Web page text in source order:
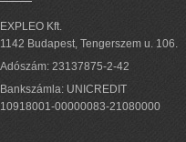
EXPLEO Kft.
1142 Budapest, Tengerszem u. 106.
Adószám: 23137875-2-42
Bankszámla: UNICREDIT
10918001-00000083-21080000